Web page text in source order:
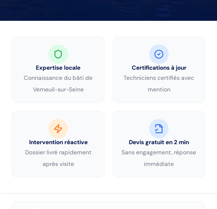
Expertise locale
Connaissance du bâti de
Verneuil-sur-Seine
Certifications à jour
Techniciens certifiés avec
mention
Intervention réactive
Dossier livré rapidement
après visite
Devis gratuit en 2 min
Sans engagement, réponse
immédiate